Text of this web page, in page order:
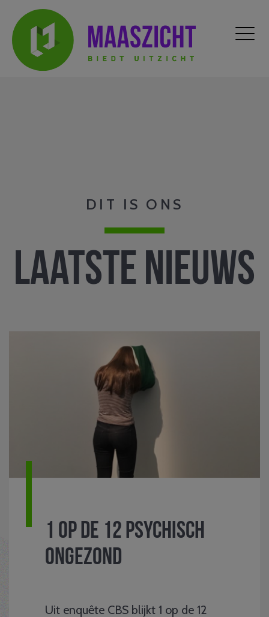
DIT IS ONS
Laatste nieuws
1 op de 12 psychisch
ongezond
Uit enquête CBS blijkt 1 op de 12